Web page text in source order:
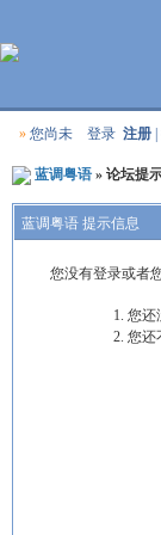
»您尚未 登录 注册|
蓝调粤语» 论坛提
蓝调粤语 提示信息
您没有登录或者
您还
您还